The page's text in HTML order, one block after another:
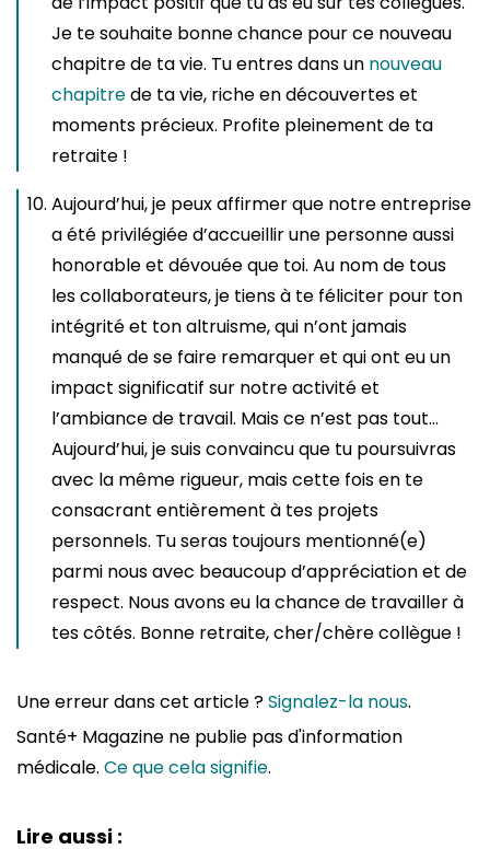
Je te souhaite bonne chance pour ce nouveau
chapitre de ta vie. Tu entres dans un nouveau
chapitrede ta vie, riche en découvertes et
moments précieux. Profite pleinement de ta
retraite !
Aujourd’hui, je peux affirmer que notre entreprise
a été privilégiée d’accueillir une personne aussi
honorable et dévouée que toi. Au nom de tous
les collaborateurs, je tiens à te féliciter pour ton
intégrité et ton altruisme, qui n’ont jamais
manqué de se faire remarquer et qui ont eu un
impact significatif sur notre activité et
l’ambiance de travail. Mais ce n’est pas tout…
Aujourd’hui, je suis convaincu que tu poursuivras
avec la même rigueur, mais cette fois en te
consacrant entièrement à tes projets
personnels. Tu seras toujours mentionné(e)
parmi nous avec beaucoup d’appréciation et de
respect. Nous avons eu la chance de travailler à
tes côtés. Bonne retraite, cher/chère collègue !
Une erreur dans cet article ?Signalez-la nous.
Santé+ Magazine ne publie pas d'information
médicale. Ce que cela signifie.
Lire aussi :